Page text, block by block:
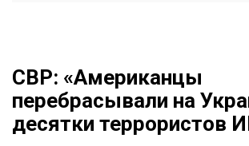
СВР: «Американцы
перебрасывали на
десятки террористов